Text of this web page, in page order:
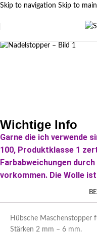
Skip to navigation Skip to
Wichtige Info
Garne die ich verwende
100, Produktklasse 1
Farbabweichungen
vorkommen. Die Wolle
Hübsche Maschenstopper
Stärken 2 mm – 6 mm.